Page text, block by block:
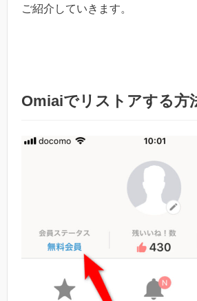
ご紹介していきます。
Omiaiでリストアする方